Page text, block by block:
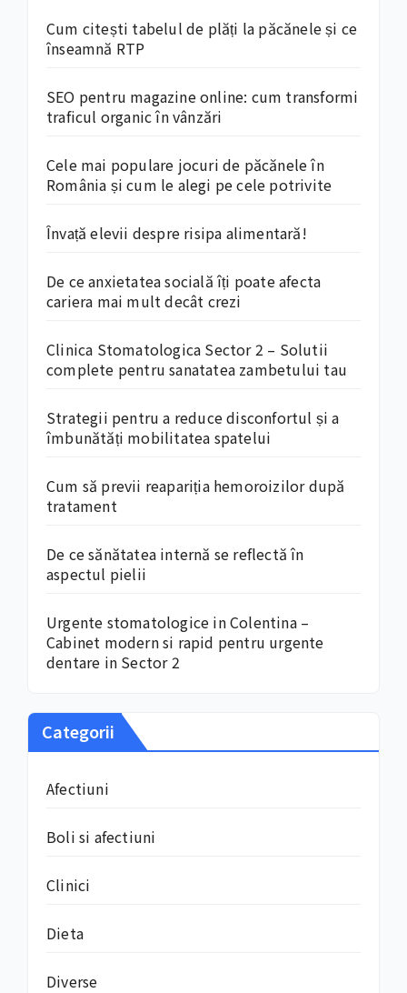
Cum citești tabelul de plăți la păcănele și ce
înseamnă RTP
SEO pentru magazine online: cum transformi
traficul organic în vânzări
Cele mai populare jocuri de păcănele în
România și cum le alegi pe cele potrivite
Învață elevii despre risipa alimentară!
De ce anxietatea socială îți poate afecta
cariera mai mult decât crezi
Clinica Stomatologica Sector 2 – Solutii
complete pentru sanatatea zambetului tau
Strategii pentru a reduce disconfortul și a
îmbunătăți mobilitatea spatelui
Cum să previi reapariția hemoroizilor după
tratament
De ce sănătatea internă se reflectă în
aspectul pielii
Urgente stomatologice in Colentina –
Cabinet modern si rapid pentru urgente
dentare in Sector 2
Categorii
Afectiuni
Boli si afectiuni
Clinici
Dieta
Diverse